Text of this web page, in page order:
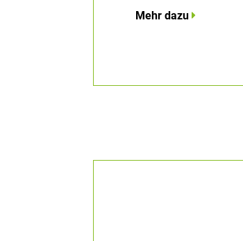
Mehr dazu